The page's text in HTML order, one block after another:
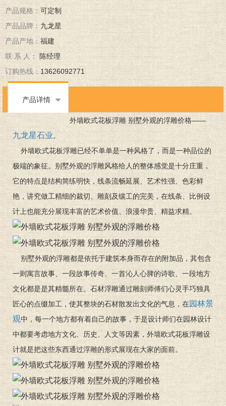
产品规格： 可定制
产品品牌： 九龙星
产品产地： 福建
联 系 人：
陈经理
订购热线：13626092771
产品详情
外墙欧式花板浮雕 别墅外观的浮雕价格——
九龙星石业。
外墙欧式花板浮雕已经不单单是一种风格了，而是一种品位的
极端的象征。别墅外观的浮雕风格给人的整体感觉是十分庄重，
它的特点是结构简练明快，线条流畅延展、艺术性强、色彩鲜
艳，讲究做工精细的裁切、雕刻及镶工的完美，在线条、比例设
计上也能充分展现丰富的艺术价值、浪漫华贵、精益求精。
别墅外观的浮雕都是依托于建筑本身而存在的附加品，其包含
一则寓言故事、一段故事传奇、一首沁人心脾的诗歌、一段地方
文化都是是其精髓所在。石材浮雕通过雕刻师傅们心灵手巧独具
匠心的点缀加工，使其整块的石材散发出文化的气息，在园林景
观中，每一个地方都有着自己的故事，于是设计师们在园林设计
中都要考虑地方文化、历史、人文等因素，外墙欧式花板浮雕设
计就是把这些东西通过浮雕的形式展现在大家的面前。